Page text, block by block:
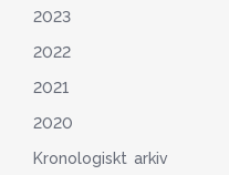
2023
2022
2021
2020
Kronologiskt arkiv